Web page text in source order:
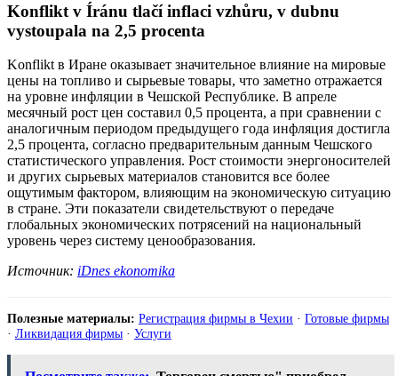
Konflikt v Íránu tlačí inflaci vzhůru, v dubnu
vystoupala na 2,5 procenta
Konflikt в Иране оказывает значительное влияние на мировые
цены на топливо и сырьевые товары, что заметно отражается
на уровне инфляции в Чешской Республике. В апреле
месячный рост цен составил 0,5 процента, а при сравнении с
аналогичным периодом предыдущего года инфляция достигла
2,5 процента, согласно предварительным данным Чешского
статистического управления. Рост стоимости энергоносителей
и других сырьевых материалов становится все более
ощутимым фактором, влияющим на экономическую ситуацию
в стране. Эти показатели свидетельствуют о передаче
глобальных экономических потрясений на национальный
уровень через систему ценообразования.
Источник: iDnes ekonomika
Полезные материалы: Регистрация фирмы в Чехии · Готовые фирмы
· Ликвидация фирмы · Услуги